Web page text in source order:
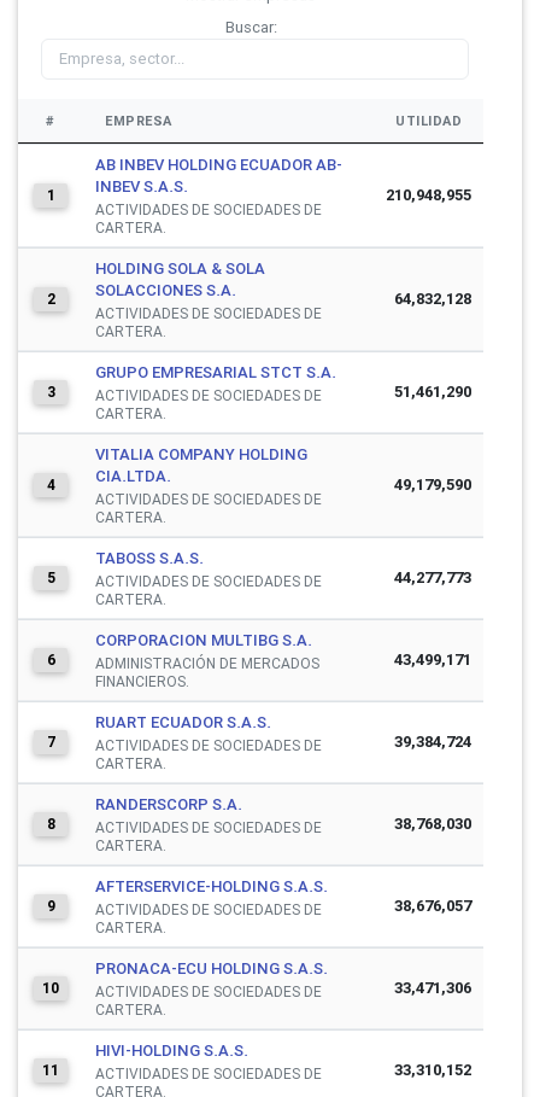
Buscar:
# EMPRESA UTILIDAD
1
AB INBEV HOLDING ECUADOR AB-
INBEV S.A.S.
ACTIVIDADES DE SOCIEDADES DE
CARTERA.
210,948,955
2
HOLDING SOLA & SOLA
SOLACCIONES S.A.
ACTIVIDADES DE SOCIEDADES DE
CARTERA.
64,832,128
3
GRUPO EMPRESARIAL STCT S.A.
ACTIVIDADES DE SOCIEDADES DE
CARTERA.
51,461,290
4
VITALIA COMPANY HOLDING
CIA.LTDA.
ACTIVIDADES DE SOCIEDADES DE
CARTERA.
49,179,590
5
TABOSS S.A.S.
ACTIVIDADES DE SOCIEDADES DE
CARTERA.
44,277,773
6
CORPORACION MULTIBG S.A.
ADMINISTRACIÓN DE MERCADOS
FINANCIEROS.
43,499,171
7
RUART ECUADOR S.A.S.
ACTIVIDADES DE SOCIEDADES DE
CARTERA.
39,384,724
8
RANDERSCORP S.A.
ACTIVIDADES DE SOCIEDADES DE
CARTERA.
38,768,030
9
AFTERSERVICE-HOLDING S.A.S.
ACTIVIDADES DE SOCIEDADES DE
CARTERA.
38,676,057
10
PRONACA-ECU HOLDING S.A.S.
ACTIVIDADES DE SOCIEDADES DE
CARTERA.
33,471,306
11
HIVI-HOLDING S.A.S.
ACTIVIDADES DE SOCIEDADES DE
CARTERA.
33,310,152